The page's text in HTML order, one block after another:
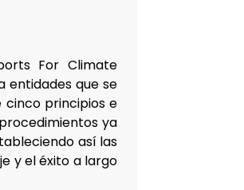
For Climate
entidades que se
principios e
ya
así las
y el éxito a largo